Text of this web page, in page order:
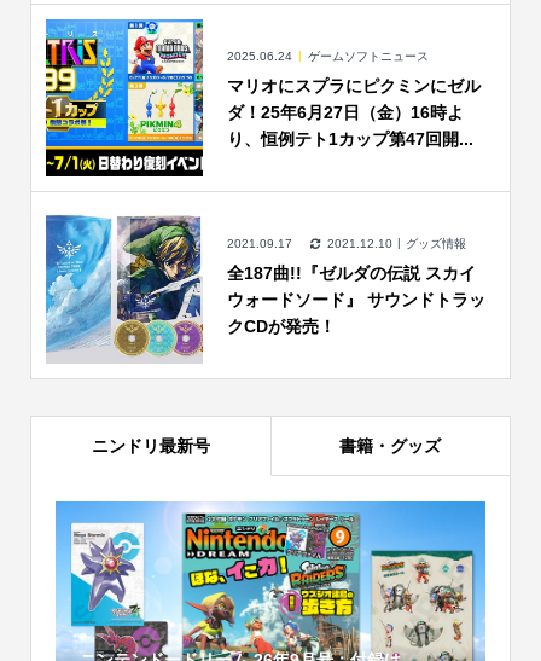
2025.06.24 ゲームソフトニュース
マリオにスプラにピクミンにゼル
ダ！25年6月27日（金）16時よ
り、恒例テト1カップ第47回開...
2021.09.17 2021.12.10 グッズ情報
全187曲!!『ゼルダの伝説 スカイ
ウォードソード』 サウンドトラッ
クCDが発売！
ニンドリ最新号 書籍・グッズ